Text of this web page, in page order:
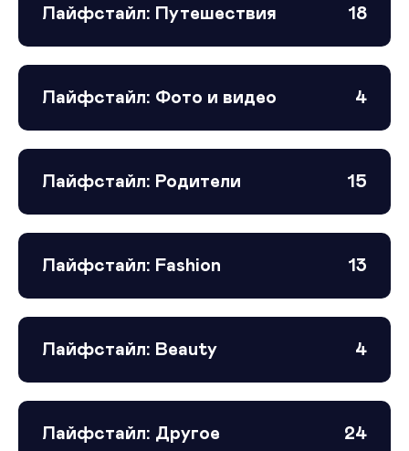
Лайфстайл: Путешествия 18
Лайфстайл: Фото и видео 4
Лайфстайл: Родители 15
Лайфстайл: Fashion 13
Лайфстайл: Beauty 4
Лайфстайл: Другое 24